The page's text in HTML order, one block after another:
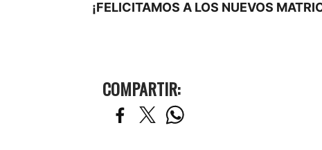
¡FELICITAMOS A LOS NUEVOS
COMPARTIR: